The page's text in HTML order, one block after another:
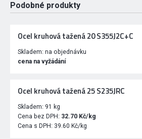
Podobné produkty
Ocel kruhová tažená 20 S355J2C+C
Skladem: na objednávku
cena na vyžádání
Ocel kruhová tažená 25 S235JRC
Skladem: 91 kg
Cena bez DPH: 32.70 Kč/kg
Cena s DPH: 39.60 Kč/kg